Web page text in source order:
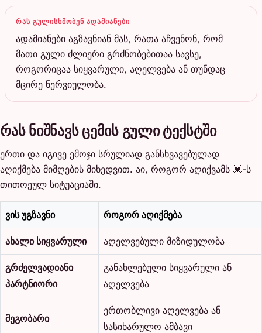
ᲠᲐᲡ ᲒᲣᲚᲘᲡᲮᲛᲝᲑᲔᲜ ᲐᲓᲐᲛᲘᲐᲜᲔᲑᲘ
ადამიანები აგზავნიან მას, რათა აჩვენონ, რომ
მათი გული ძლიერი გრძნობებითაა სავსე,
როგორიცაა სიყვარული, აღელვება ან თუნდაც
მცირე ნერვიულობა.
რას ნიშნავს ცემის გული ტექსტში
ერთი და იგივე ემოჯი სრულიად განსხვავებულად
აღიქმება მიმღების მიხედვით. აი, როგორ აღიქვამს 💓-ს
თითოეულ სიტუაციაში.
ვის უგზავნი როგორ აღიქმება
ახალი სიყვარული აღელვებული მიზიდულობა
გრძელვადიანი
პარტნიორი
განახლებული სიყვარული ან
აღელვება
მეგობარი
ერთობლივი აღელვება ან
სასიხარულო ამბავი